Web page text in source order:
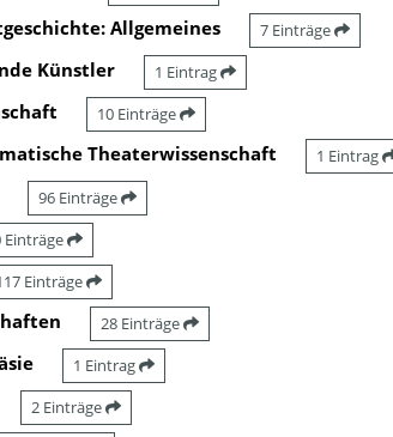
Allgemeines 7 Einträge
Künstler 1 Eintrag
10 Einträge
Theaterwissenschaft 1 Eintrag
96 Einträge
Einträge
Einträge
28 Einträge
1 Eintrag
2 Einträge